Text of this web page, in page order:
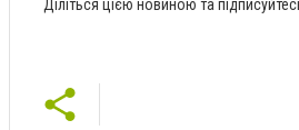
Діліться цією новиною та